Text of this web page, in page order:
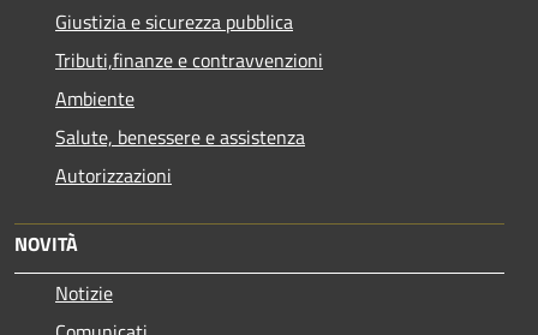
Giustizia e sicurezza pubblica
Tributi,finanze e contravvenzioni
Ambiente
Salute, benessere e assistenza
Autorizzazioni
NOVITÀ
Notizie